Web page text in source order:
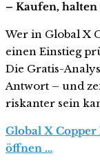
– Kaufen,
Wer in Global X
einen Einstieg
Die Gratis-
Antwort – und
riskanter sein
Global X Copper
öffnen …